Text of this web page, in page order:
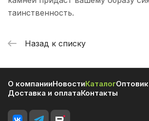
таинственность.
Назад к списку
О компанииНовостиКаталог
Доставка и оплатаКонтакты